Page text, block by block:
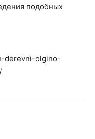
подобных
derevni-olgino-